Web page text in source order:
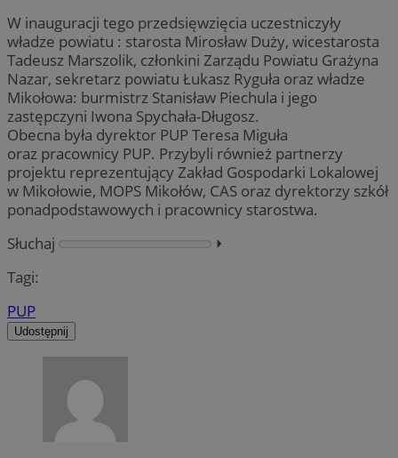
W inauguracji tego przedsięwzięcia uczestniczyły
władze powiatu : starosta Mirosław Duży, wicestarosta
Tadeusz Marszolik, członkini Zarządu Powiatu Grażyna
Nazar, sekretarz powiatu Łukasz Ryguła oraz władze
Mikołowa: burmistrz Stanisław Piechula i jego
zastępczyni Iwona Spychała-Długosz.
Obecna była dyrektor PUP Teresa Miguła
oraz pracownicy PUP. Przybyli również partnerzy
projektu reprezentujący Zakład Gospodarki Lokalowej
w Mikołowie, MOPS Mikołów, CAS oraz dyrektorzy szkół
ponadpodstawowych i pracownicy starostwa.
Słuchaj
⏵︎
Tagi:
PUP
Udostępnij